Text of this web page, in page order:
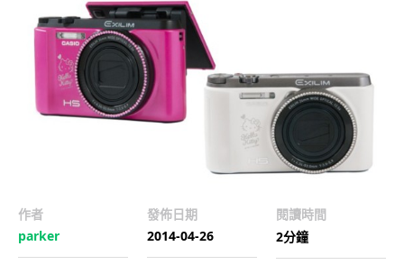
作者
parker
發佈日期
2014-04-26
閱讀時間
2分鐘